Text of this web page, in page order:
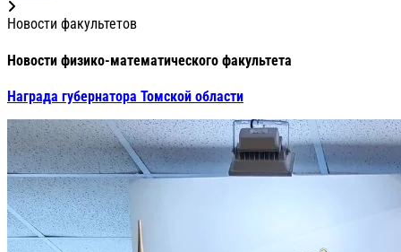
Новости факультетов
Новости физико-математического факультета
Награда губернатора Томской области